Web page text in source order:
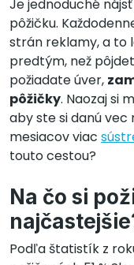
Je jednoduché
pôžičku.
strán reklamy, a to
predtým, než
požiadate úver,
pôžičky. Naozaj si
aby ste si danú vec
mesiacov viac
touto cestou?
Na čo si
Podľa štatistík z